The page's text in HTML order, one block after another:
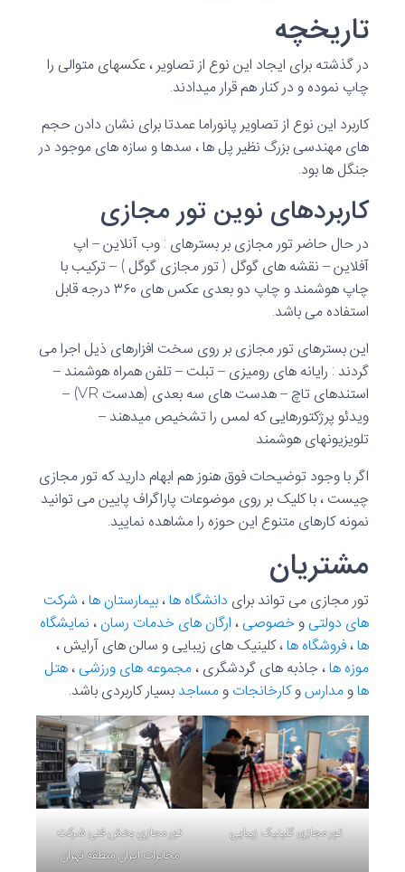
تاریخچه
در گذشته برای ایجاد این نوع از تصاویر ، عکسهای متوالی را
چاپ نموده و در کنار هم قرار میدادند.
کاربرد این نوع از تصاویر پانوراما عمدتا برای نشان دادن حجم
های مهندسی بزرگ نظیر پل ها ، سدها و سازه های موجود در
جنگل ها بود.
کاربردهای نوین تور مجازی
در حال حاضر تور مجازی بر بسترهای : وب آنلاین – اپ
آفلاین – نقشه های گوگل ( تور مجازی گوگل ) – ترکیب با
چاپ هوشمند و چاپ دو بعدی عکس های ۳۶۰ درجه قابل
استفاده می باشد.
این بسترهای تور مجازی بر روی سخت افزارهای ذیل اجرا می
گردند : رایانه های رومیزی – تبلت – تلفن همراه هوشمند –
استندهای تاچ – هدست های سه بعدی (هدست VR) –
ویدئو پرژکتورهایی که لمس را تشخیص میدهند –
تلویزیونهای هوشمند
اگر با وجود توضیحات فوق هنوز هم ابهام دارید که تور مجازی
چیست ، با کلیک بر روی موضوعات پاراگراف پایین می توانید
نمونه کارهای متنوع این حوزه را مشاهده نمایید.
مشتریان
تور مجازی می تواند برای دانشگاه ها، بیمارستان ها، شرکت
های دولتی و خصوصی ، ارگان های خدمات رسان، نمایشگاه
ها، فروشگاه ها، کلینیک های زیبایی و سالن های آرایش ،
موزه ها، جاذبه های گردشگری ، مجموعه های ورزشی ، هتل
هاو مدارس و کارخانجاتو مساجدبسیار کاربردی باشد.
تور مجازی کلینیک زیبایی
تور مجازی بخش فنی شرکت
مخابرات ایران منطقه تهران